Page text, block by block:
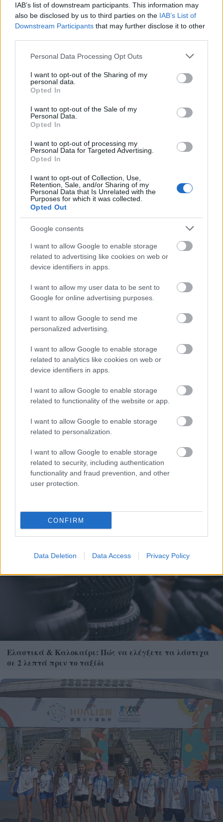
IAB’s list of downstream participants. This information may
also be disclosed by us to third parties on the IAB’s List of
Downstream Participants that may further disclose it to other
Please note that this website/app uses one or more Google
not limited to your visit or usage behaviour. You may click to
grant or deny consent to Google and its third-party tags to
use your data for below specified purposes in below Google
consent section.
Personal Data Processing Opt Outs
I want to opt-out of the Sharing of my
personal data.
Opted In
I want to opt-out of the Sale of my
Personal Data.
Opted In
I want to opt-out of processing my
Personal Data for Targeted Advertising.
Opted In
I want to opt-out of Collection, Use,
Retention, Sale, and/or Sharing of my
Personal Data that Is Unrelated with the
Purposes for which it was collected.
Opted Out
Google consents
I want to allow Google to enable storage
related to advertising like cookies on web or
device identifiers in apps.
I want to allow my user data to be sent to
Google for online advertising purposes.
I want to allow Google to send me
personalized advertising.
I want to allow Google to enable storage
related to analytics like cookies on web or
device identifiers in apps.
I want to allow Google to enable storage
related to functionality of the website or app.
I want to allow Google to enable storage
related to personalization.
I want to allow Google to enable storage
related to security, including authentication
functionality and fraud prevention, and other
user protection.
CONFIRM
Data Deletion Data Access Privacy Policy
Θηλασμός: Το «θαύμα» των πρώτων 1.000 ημερών – Τι
συμβαίνει στον εγκέφαλο του μωρού
Και όμως μπορούν να τους κλέψουν
Μετάλλιο για τον Γυμναστικό Σύλλογο Δύμης στο
Πανελλήνιο Πρωτάθλημα Πίστας
Ελαστικά & Καλοκαίρι: Πώς να ελέγξετε τα λάστιχα
σε 2 λεπτά πριν το ταξίδι